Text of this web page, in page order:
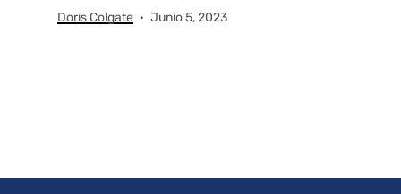
Doris Colgate Junio 5, 2023